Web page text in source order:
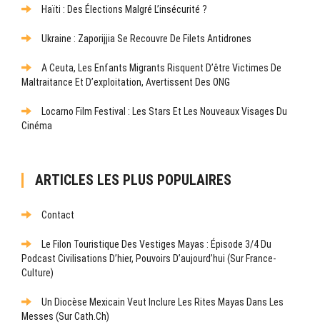
Haïti : Des Élections Malgré L’insécurité ?
Ukraine : Zaporijjia Se Recouvre De Filets Antidrones
A Ceuta, Les Enfants Migrants Risquent D’être Victimes De
Maltraitance Et D’exploitation, Avertissent Des ONG
Locarno Film Festival : Les Stars Et Les Nouveaux Visages Du
Cinéma
ARTICLES LES PLUS POPULAIRES
Contact
Le Filon Touristique Des Vestiges Mayas : Épisode 3/4 Du
Podcast Civilisations D’hier, Pouvoirs D’aujourd’hui (sur France-
Culture)
Un Diocèse Mexicain Veut Inclure Les Rites Mayas Dans Les
Messes (sur Cath.ch)